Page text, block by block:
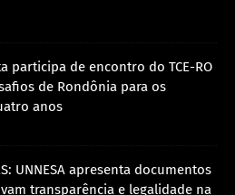
participa de encontro do TCE-RO
de Rondônia para os
anos
UNNESA apresenta documentos
transparência e legalidade na